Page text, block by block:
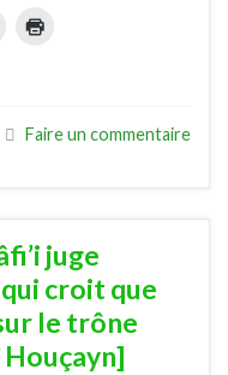
Faire un commentaire
juge
croit que
le trône